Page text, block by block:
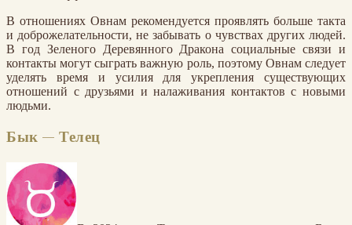
В отношениях Овнам рекомендуется проявлять больше такта
и доброжелательности, не забывать о чувствах других людей.
В год Зеленого Деревянного Дракона социальные связи и
контакты могут сыграть важную роль, поэтому Овнам следует
уделять время и усилия для укрепления существующих
отношений с друзьями и налаживания контактов с новыми
людьми.
Бык — Телец